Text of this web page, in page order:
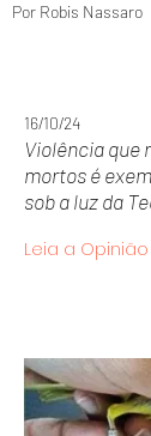
Por Robis Nassaro
16/10/24
Violência que
mortos é
sob a luz da
Leia a Opinião